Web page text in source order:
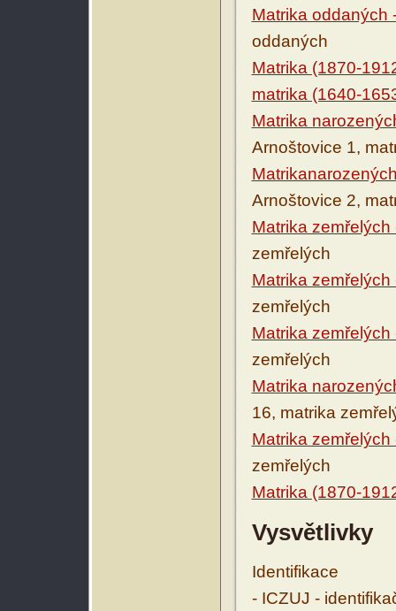
Matrika oddaných
oddaných
Matrika (1870-
matrika (1640-
Matrika
Arnoštovice 1,
Arnoštovice 2,
Matrika
zemřelých
Matrika
zemřelých
Matrika
zemřelých
Matrika
16, matrika
Matrika
zemřelých
Matrika (1870-
Vysvětlivky
Identifikace
- ICZUJ -